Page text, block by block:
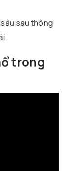
sau thông
trong